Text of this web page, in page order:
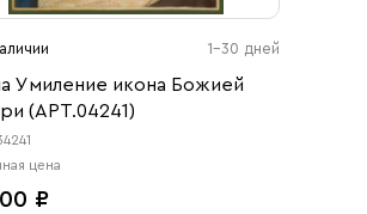
1-30 дней
Умиление икона Божией
(АРТ.04241)
цена
₽